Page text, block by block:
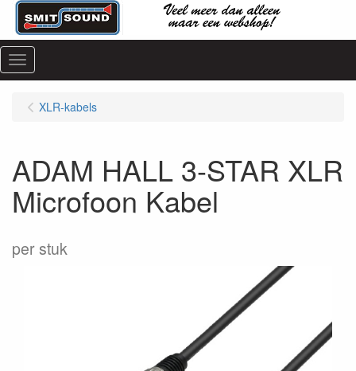
Menu
XLR-kabels
ADAM HALL 3-STAR XLR
Microfoon Kabel
per stuk